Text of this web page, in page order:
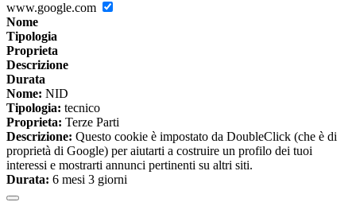
www.google.com
Nome
Tipologia
Proprieta
Descrizione
Durata
Nome: NID
Tipologia: tecnico
Proprieta: Terze Parti
Descrizione: Questo cookie è impostato da DoubleClick (che è di
proprietà di Google) per aiutarti a costruire un profilo dei tuoi
interessi e mostrarti annunci pertinenti su altri siti.
Durata: 6 mesi 3 giorni